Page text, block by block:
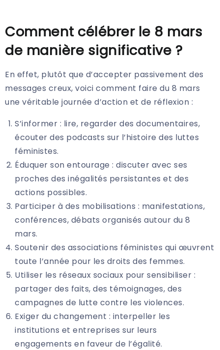
Comment célébrer le 8 mars
de manière significative ?
En effet, plutôt que d’accepter passivement des
messages creux, voici comment faire du 8 mars
une véritable journée d’action et de réflexion :
S’informer : lire, regarder des documentaires,
écouter des podcasts sur l’histoire des luttes
féministes.
Éduquer son entourage : discuter avec ses
proches des inégalités persistantes et des
actions possibles.
Participer à des mobilisations : manifestations,
conférences, débats organisés autour du 8
mars.
Soutenir des associations féministes qui œuvrent
toute l’année pour les droits des femmes.
Utiliser les réseaux sociaux pour sensibiliser :
partager des faits, des témoignages, des
campagnes de lutte contre les violences.
Exiger du changement : interpeller les
institutions et entreprises sur leurs
engagements en faveur de l’égalité.